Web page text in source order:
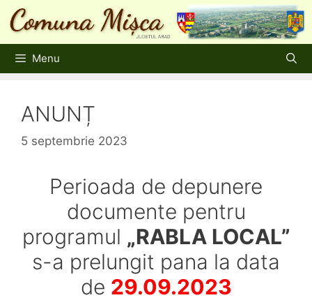
Sari
conținut
Menu
ANUNȚ
5 septembrie 2023
Perioada de depunere
documente pentru
programul „RABLA LOCAL”
s-a prelungit pana la data
de 29.09.2023